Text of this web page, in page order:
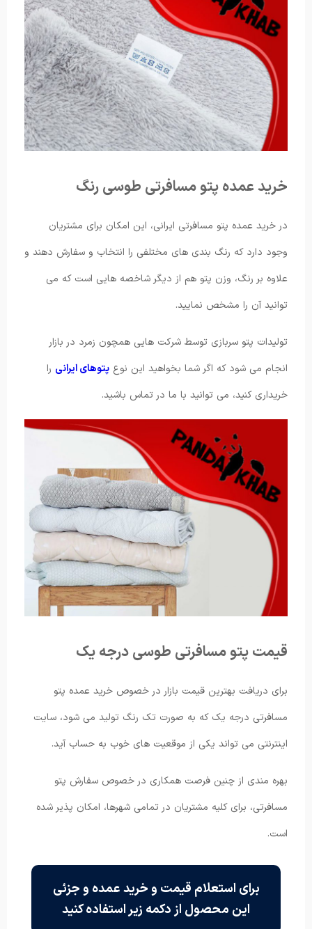
خرید عمده پتو مسافرتی طوسی رنگ
در خرید عمده پتو مسافرتی ایرانی، این امکان برای مشتریان
وجود دارد که رنگ بندی های مختلفی را انتخاب و سفارش دهند و
علاوه بر رنگ، وزن پتو هم از دیگر شاخصه هایی است که می
توانید آن را مشخص نمایید.
تولیدات پتو سربازی توسط شرکت هایی همچون زمرد در بازار
انجام می شود که اگر شما بخواهید این نوع پتوهای ایرانی را
خریداری کنید، می توانید با ما در تماس باشید.
قیمت پتو مسافرتی طوسی درجه یک
برای دریافت بهترین قیمت بازار در خصوص خرید عمده پتو
مسافرتی درجه یک که به صورت تک رنگ تولید می شود، سایت
اینترنتی می تواند یکی از موقعیت های خوب به حساب آید.
بهره مندی از چنین فرصت همکاری در خصوص سفارش پتو
مسافرتی، برای کلیه مشتریان در تمامی شهرها، امکان پذیر شده
است.
برای استعلام قیمت و خرید عمده و جزئی
این محصول از دکمه زیر استفاده کنید